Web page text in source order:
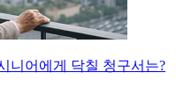
니어에게 닥칠 청구서는?